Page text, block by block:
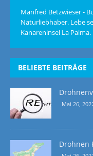
Manfred Betzwieser -
Naturliebhaber. Lebe
Kanareninsel La Palma.
BELIEBTE BEITRÄGE
Mai 26,
Drohnen